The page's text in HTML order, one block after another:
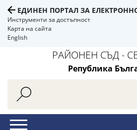
ЕДИНЕН ПОРТАЛ ЗА
Инструменти за достъпност
Карта на сайта
English
РАЙОНЕН СЪД -
Република